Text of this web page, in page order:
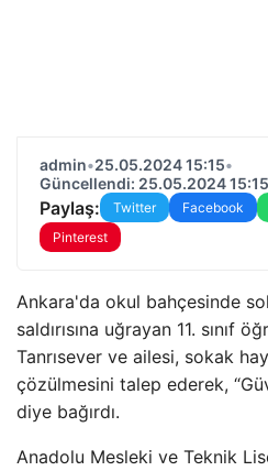
admin•25.05.2024 15:15•
Güncellendi: 25.05.2024 15:15
Paylaş: Twitter Facebook
Pinterest
Ankara'da okul bahçesinde
saldırısına uğrayan 11. sınıf
Tanrısever ve ailesi, sokak
çözülmesini talep ederek,
diye bağırdı.
Anadolu Mesleki ve Teknik